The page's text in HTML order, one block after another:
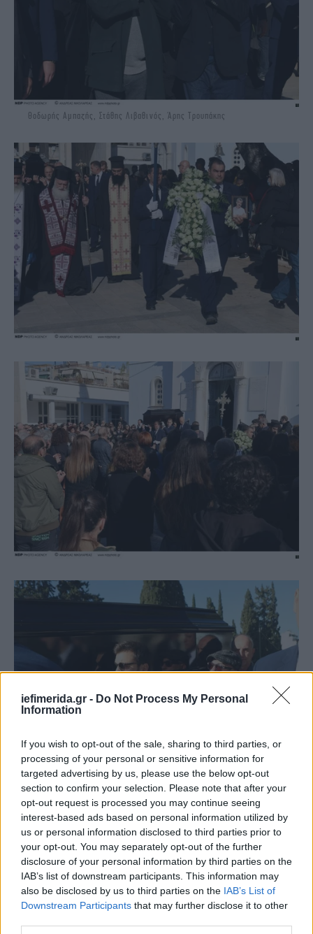
iefimerida.gr - Do Not Process My Personal
Information
If you wish to opt-out of the sale, sharing to third parties, or
processing of your personal or sensitive information for
targeted advertising by us, please use the below opt-out
section to confirm your selection. Please note that after your
opt-out request is processed you may continue seeing
interest-based ads based on personal information utilized by
us or personal information disclosed to third parties prior to
your opt-out. You may separately opt-out of the further
disclosure of your personal information by third parties on the
IAB’s list of downstream participants. This information may
also be disclosed by us to third parties on the IAB’s List of
Downstream Participants that may further disclose it to other
Θοδωρής Αμπαζής, Στάθης Λιβαθινός, Άρης Τρουπάκης
Νίκος Καρδώνης